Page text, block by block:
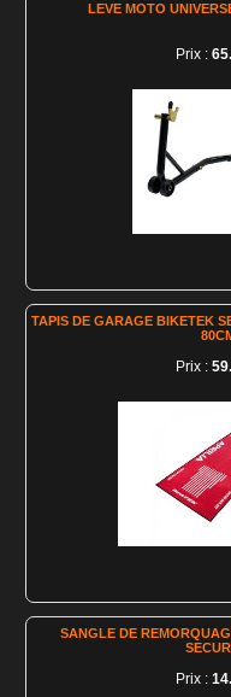
LEVE MOTO
Prix :
TAPIS DE GARAGE BIKETEK
Prix :
SANGLE DE
Prix :